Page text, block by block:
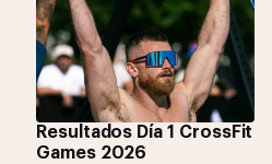
Resultados Día 1 CrossFit
Games 2026